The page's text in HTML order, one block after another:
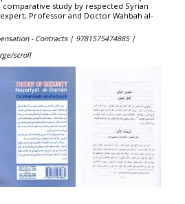
study by respected Syrian
Professor and Doctor Wahbah al-
- Contracts | 9781575474885 |
scroll